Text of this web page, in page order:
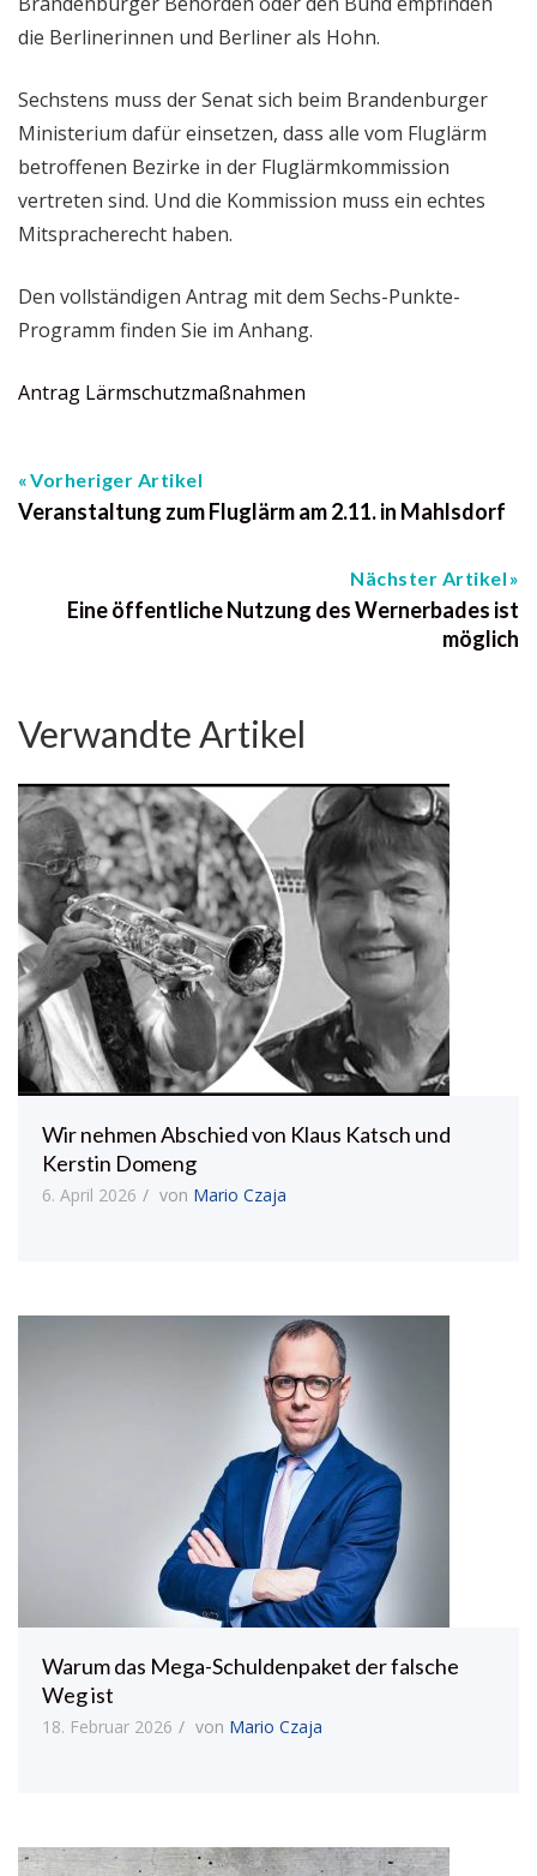
die Berlinerinnen und Berliner als Hohn.
Sechstens muss der Senat sich beim Brandenburger
Ministerium dafür einsetzen, dass alle vom Fluglärm
betroffenen Bezirke in der Fluglärmkommission
vertreten sind. Und die Kommission muss ein echtes
Mitspracherecht haben.
Den vollständigen Antrag mit dem Sechs-Punkte-
Programm finden Sie im Anhang.
Antrag Lärmschutzmaßnahmen
Vorheriger Artikel
Veranstaltung zum Fluglärm am 2.11. in Mahlsdorf
Nächster Artikel
Eine öffentliche Nutzung des Wernerbades ist
möglich
Verwandte Artikel
Wir nehmen Abschied von Klaus Katsch und
Kerstin Domeng
6. April 2026 von Mario Czaja
Warum das Mega-Schuldenpaket der falsche
Weg ist
18. Februar 2026 von Mario Czaja